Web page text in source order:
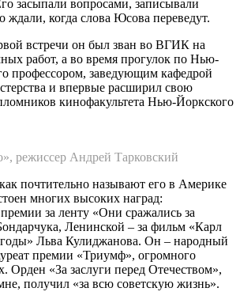
засыпали вопросами, записывали
ждали, когда слова Юсова переведут.
встречи он был зван во ВГИК на
работ, а во время прогулок по Нью-
профессором, заведующим кафедрой
и впервые расширил свою
кинофакультета Нью-Йоркского
режиссер Андрей Тарковский
почтительно называют его в Америке
многих высоких наград:
за ленту «Они сражались за
Ленинской – за фильм «Карл
Льва Кулиджанова. Он – народный
премии «Триумф», огромного
Орден «За заслуги перед Отечеством»,
получил «за всю советскую жизнь».